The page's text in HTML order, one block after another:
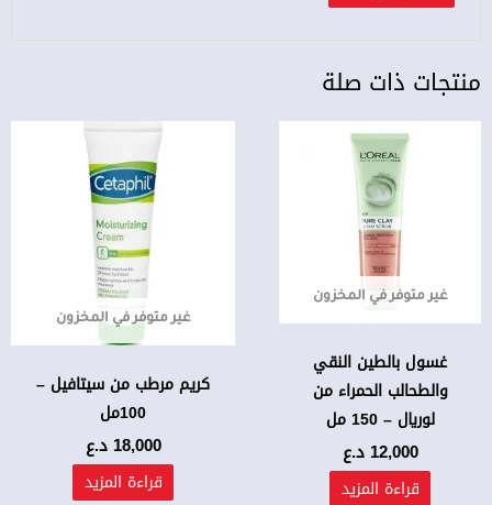
منتجات ذات صلة
غير متوفر في المخزون
غسول بالطين النقي
والطحالب الحمراء من
لوريال – 150 مل
12,000 د.ع
قراءة المزيد
غير متوفر في المخزون
كريم مرطب من سيتافيل –
100مل
18,000 د.ع
قراءة المزيد